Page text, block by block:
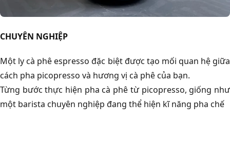
CHUYÊN NGHIỆP
Một ly cà phê espresso đặc biệt được tạo mối quan hệ giữa
cách pha picopresso và hương vị cà phê của bạn.
Từng bước thực hiện pha cà phê từ picopresso, giống như
một barista chuyên nghiệp đang thể hiện kĩ năng pha chế